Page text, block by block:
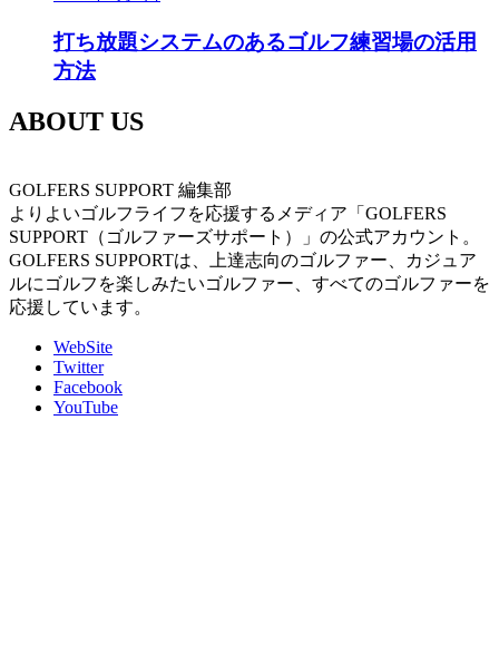
打ち放題システムのあるゴルフ練習場の活用
方法
ABOUT US
GOLFERS SUPPORT 編集部
よりよいゴルフライフを応援するメディア「GOLFERS
SUPPORT（ゴルファーズサポート）」の公式アカウント。
GOLFERS SUPPORTは、上達志向のゴルファー、カジュア
ルにゴルフを楽しみたいゴルファー、すべてのゴルファーを
応援しています。
WebSite
Twitter
Facebook
YouTube